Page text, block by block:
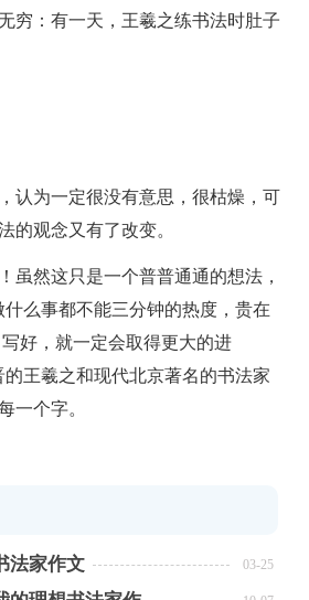
：有一天，王羲之练书法时肚子
为一定很没有意思，很枯燥，可
的观念又有了改变。
然这只是一个普普通通的想法，
么事都不能三分钟的热度，贵在
好，就一定会取得更大的进
王羲之和现代北京著名的书法家
一个字。
法家作文 03-25